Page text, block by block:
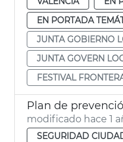
EN PORTADA
JUNTA GOBIERNO
JUNTA GOVERN
FESTIVAL
modificado hace 1
SEGURIDAD